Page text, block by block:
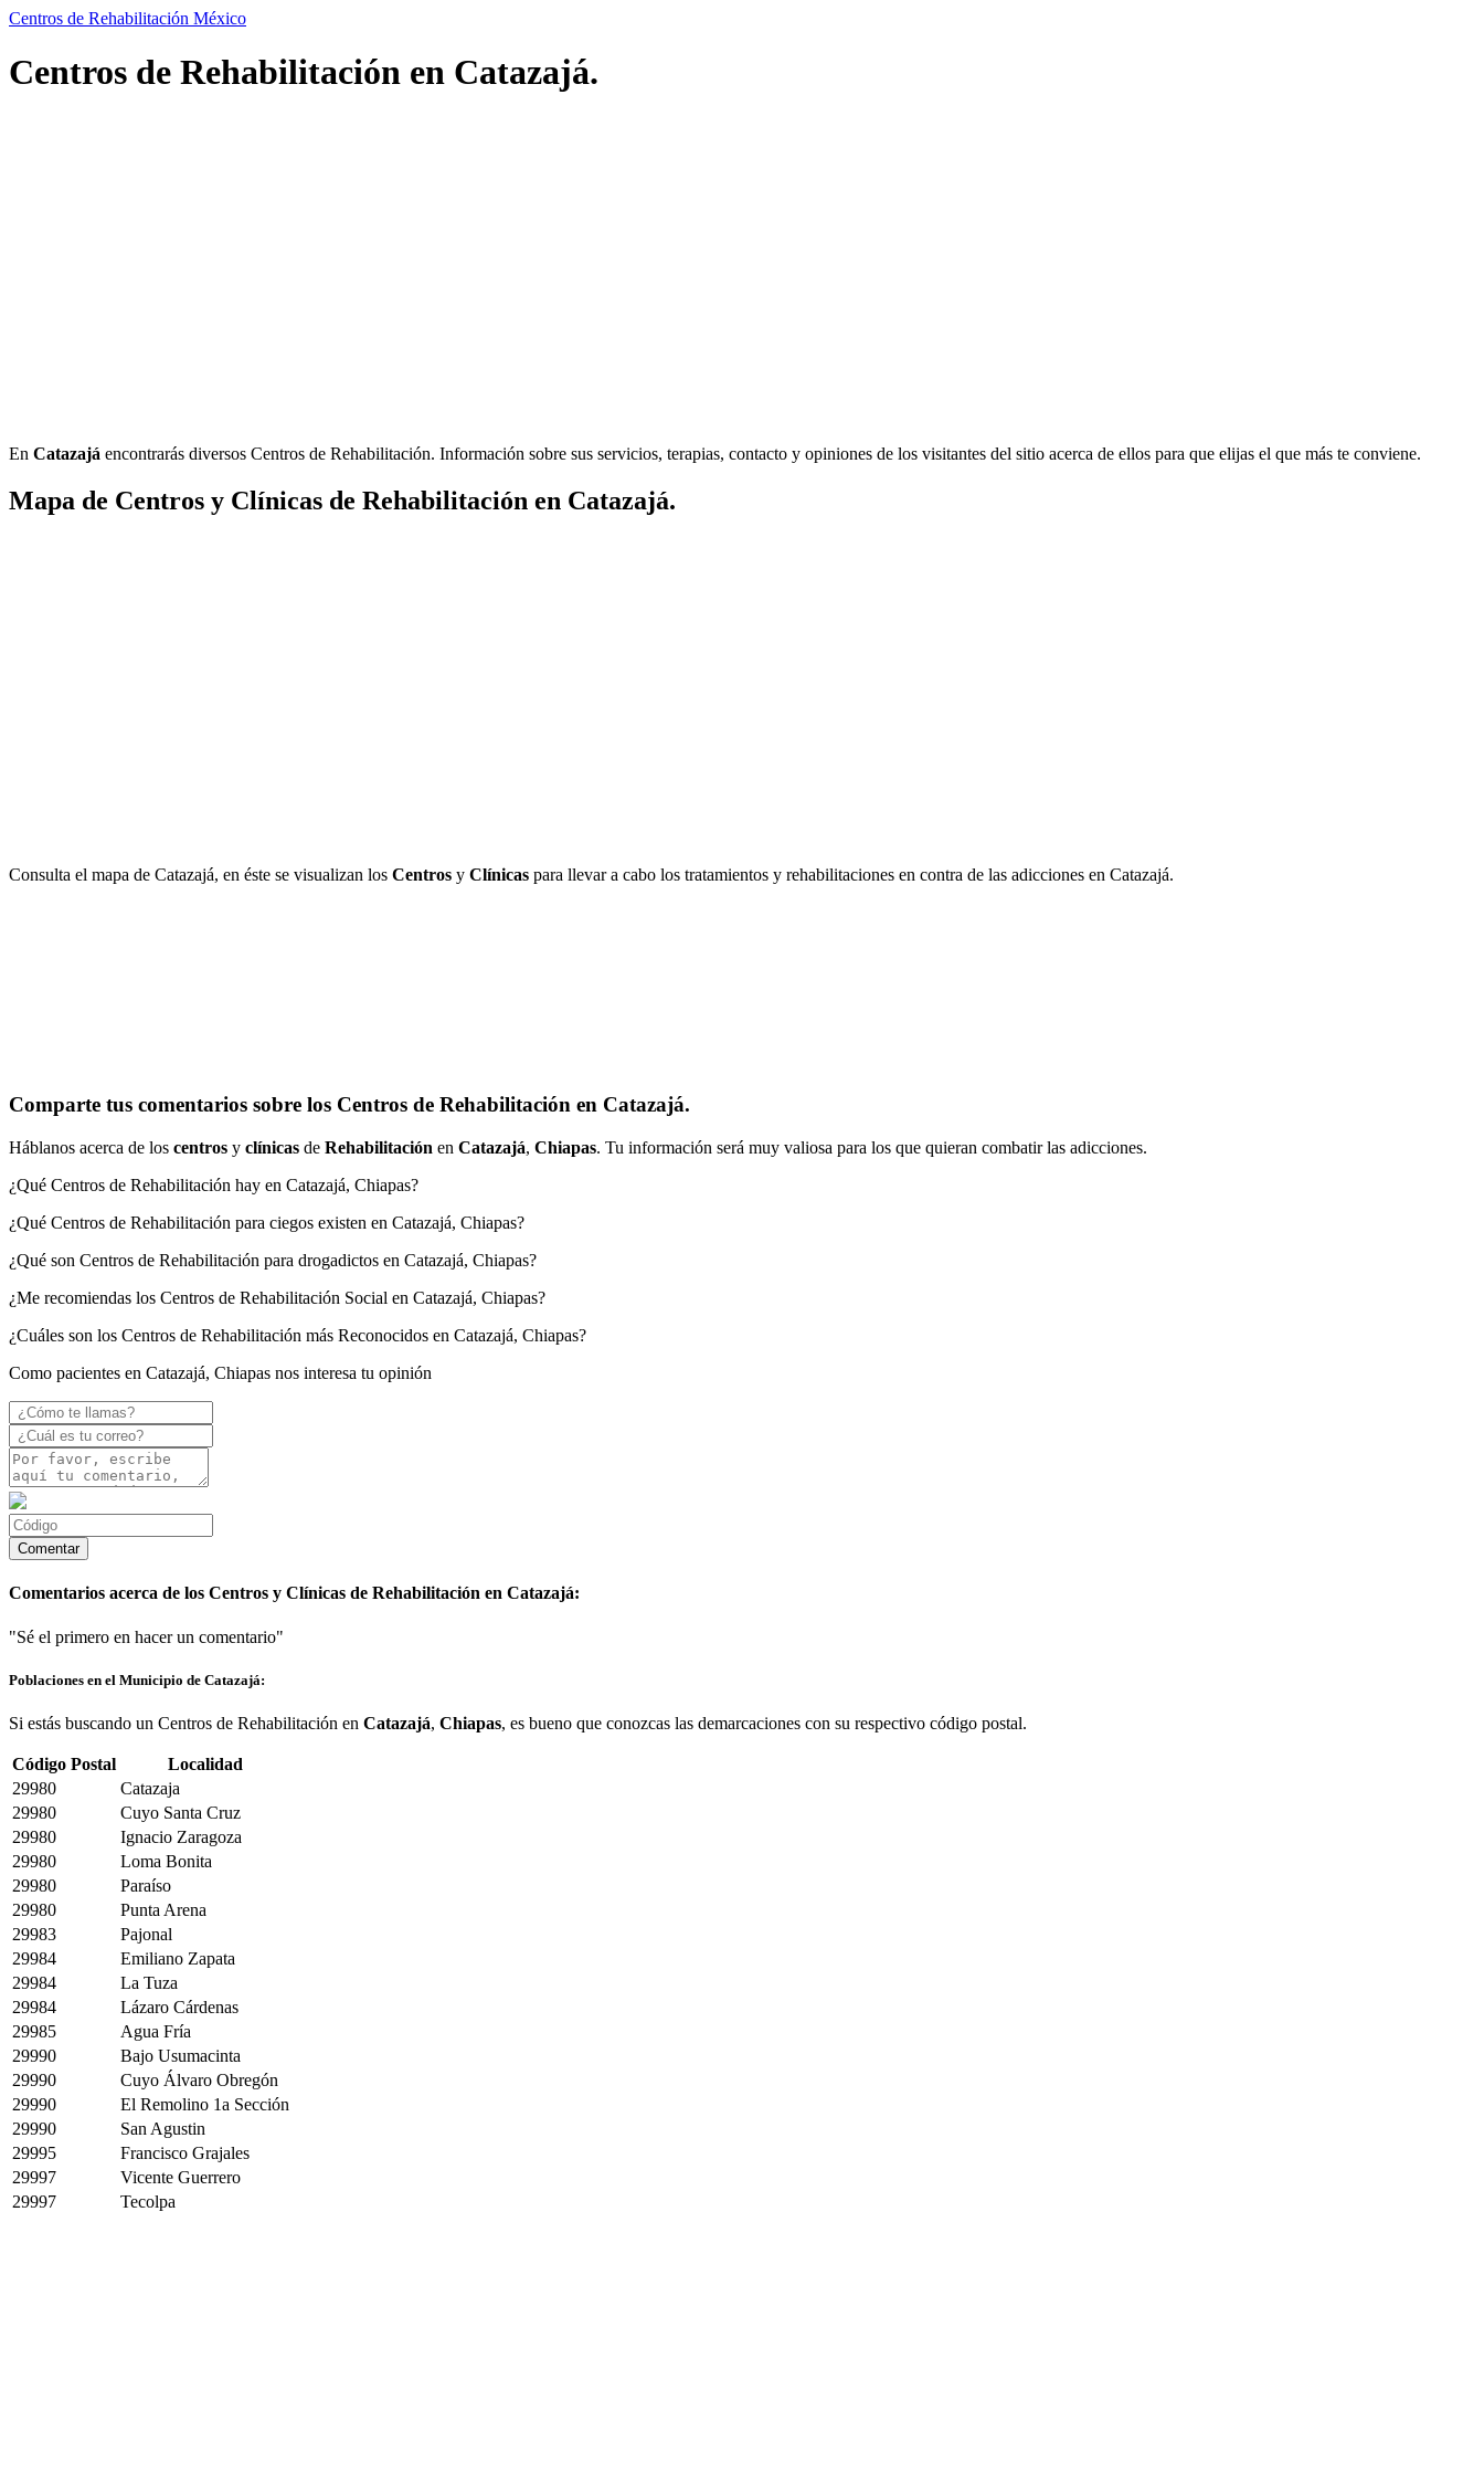
Centros de Rehabilitación México
Centros de Rehabilitación en Catazajá.
En Catazajá encontrarás diversos Centros de Rehabilitación. Información sobre sus servicios, terapias, contacto y opiniones de los visitantes del sitio acerca de ellos para que elijas el que más te conviene.
Mapa de Centros y Clínicas de Rehabilitación en Catazajá.
Consulta el mapa de Catazajá, en éste se visualizan los Centros y Clínicas para llevar a cabo los tratamientos y rehabilitaciones en contra de las adicciones en Catazajá.
Comparte tus comentarios sobre los Centros de Rehabilitación en Catazajá.
Háblanos acerca de los centros y clínicas de Rehabilitación en Catazajá, Chiapas. Tu información será muy valiosa para los que quieran combatir las adicciones.
¿Qué Centros de Rehabilitación hay en Catazajá, Chiapas?
¿Qué Centros de Rehabilitación para ciegos existen en Catazajá, Chiapas?
¿Qué son Centros de Rehabilitación para drogadictos en Catazajá, Chiapas?
¿Me recomiendas los Centros de Rehabilitación Social en Catazajá, Chiapas?
¿Cuáles son los Centros de Rehabilitación más Reconocidos en Catazajá, Chiapas?
Como pacientes en Catazajá, Chiapas nos interesa tu opinión
Comentarios acerca de los Centros y Clínicas de Rehabilitación en Catazajá:
"Sé el primero en hacer un comentario"
Poblaciones en el Municipio de Catazajá:
Si estás buscando un Centros de Rehabilitación en Catazajá, Chiapas, es bueno que conozcas las demarcaciones con su respectivo código postal.
Código Postal
Localidad
29980
Catazaja
29980
Cuyo Santa Cruz
29980
Ignacio Zaragoza
29980
Loma Bonita
29980
Paraíso
29980
Punta Arena
29983
Pajonal
29984
Emiliano Zapata
29984
La Tuza
29984
Lázaro Cárdenas
29985
Agua Fría
29990
Bajo Usumacinta
29990
Cuyo Álvaro Obregón
29990
El Remolino 1a Sección
29990
San Agustin
29995
Francisco Grajales
29997
Vicente Guerrero
29997
Tecolpa